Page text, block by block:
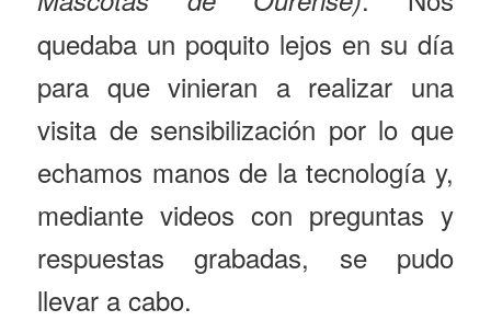
quedaba un poquito lejos en su día
para que vinieran a realizar una
visita de sensibilización por lo que
echamos manos de la tecnología y,
mediante videos con preguntas y
respuestas grabadas, se pudo
llevar a cabo.